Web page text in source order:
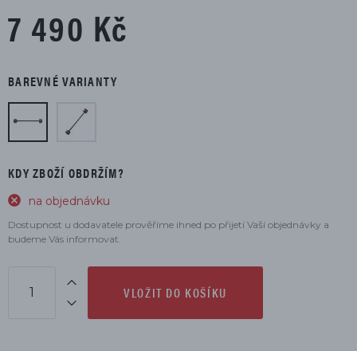
7 490 Kč
BAREVNÉ VARIANTY
KDY ZBOŽÍ OBDRŽÍM?
na objednávku
Dostupnost u dodavatele prověříme ihned po přijetí Vaší objednávky a
budeme Vás informovat.
VLOŽIT DO KOŠÍKU